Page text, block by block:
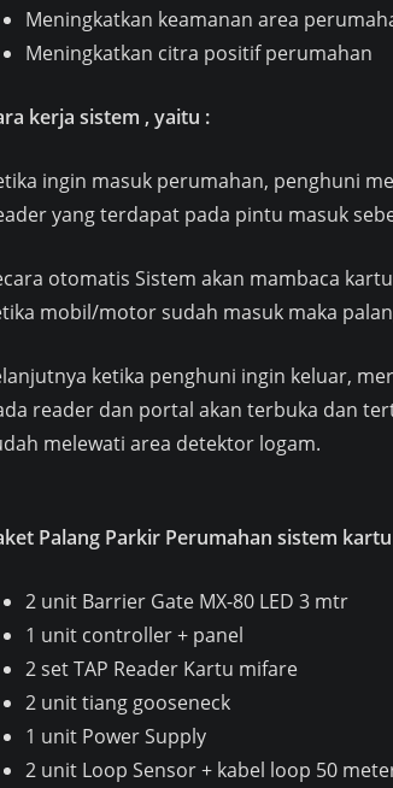
Meningkatkan keamanan area
Meningkatkan citra positif perumahan
kerja sistem , yaitu :
ingin masuk perumahan, penghuni
yang terdapat pada pintu masuk
otomatis Sistem akan mambaca
mobil/motor sudah masuk maka
ketika penghuni ingin keluar,
reader dan portal akan terbuka dan
melewati area detektor logam.
Palang Parkir Perumahan sistem
2 unit Barrier Gate MX-80 LED 3 mtr
1 unit controller + panel
2 set TAP Reader Kartu mifare
2 unit tiang gooseneck
1 unit Power Supply
2 unit Loop Sensor + kabel loop 50